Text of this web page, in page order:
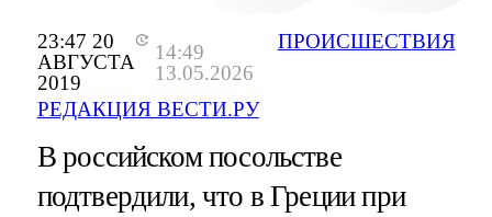
23:47 20
АВГУСТА
2019
14:49
13.05.2026
РЕДАКЦИЯ ВЕСТИ.РУ
ПРОИСШЕСТВИЯ
В российском посольстве
подтвердили, что в Греции при